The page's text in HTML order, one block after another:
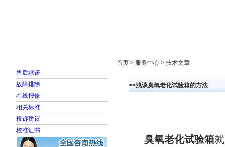
售后承诺
故障排除
在线报修
相关标准
投诉建议
校准证书
首页 > 服务中心 > 技术文章
>>浅谈臭氧老化试验箱的方法
臭氧老化试验箱